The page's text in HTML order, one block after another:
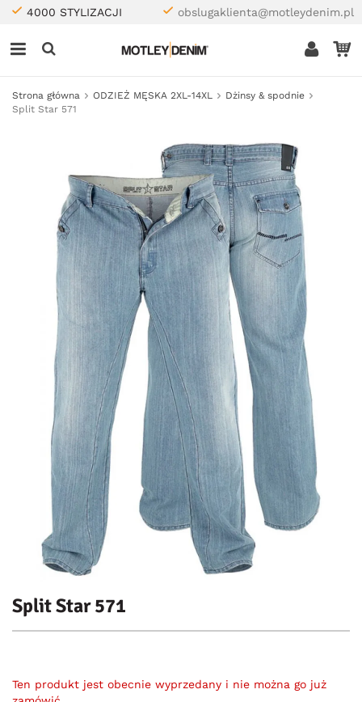
4000 STYLIZACJI obslugaklienta@motleydenim.pl
Strona główna ODZIEŻ MĘSKA 2XL-14XL
Dżinsy & spodnie
Split Star 571
Split Star 571
Ten produkt jest obecnie wyprzedany i nie można go już